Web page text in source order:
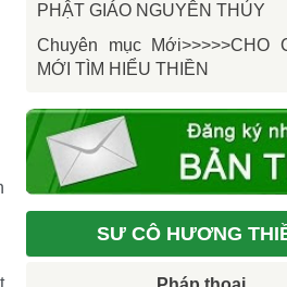
PHẬT GIÁO NGUYÊN THỦY
Chuyên mục Mới>>>>>CHO
MỚI TÌM HIỂU THIỀN
SƯ CÔ HƯƠNG